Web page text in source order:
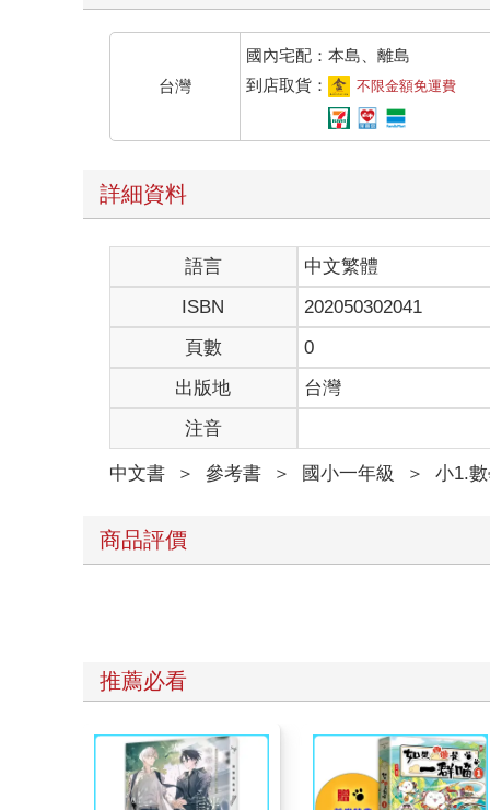
台灣
國內宅配：本島、離島
到店取貨：
不限金額免運費
詳細資料
語言
中文繁體
ISBN
202050302041
頁數
0
出版地
台灣
注音
中文書 ＞ 參考書 ＞ 國小一年級 ＞ 小1.
商品評價
推薦必看